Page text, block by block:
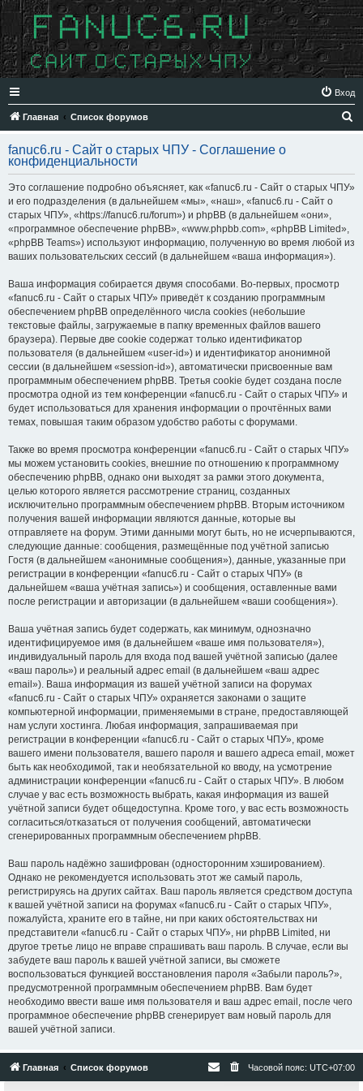
Вход
Главная Список форумов
с
fanuc6.ru - Сайт о старых ЧПУ - Соглашение о
конфиденциальности
Это соглашение подробно объясняет, как «fanuc6.ru - Сайт о старых ЧПУ»
и его подразделения (в дальнейшем «мы», «наш», «fanuc6.ru - Сайт о
старых ЧПУ», «https://fanuc6.ru/forum») и phpBB (в дальнейшем «они»,
«программное обеспечение phpBB», «www.phpbb.com», «phpBB Limited»,
«phpBB Teams») используют информацию, полученную во время любой из
ваших пользовательских сессий (в дальнейшем «ваша информация»).
Ваша информация собирается двумя способами. Во-первых, просмотр
«fanuc6.ru - Сайт о старых ЧПУ» приведёт к созданию программным
обеспечением phpBB определённого числа cookies (небольшие
текстовые файлы, загружаемые в папку временных файлов вашего
браузера). Первые две cookie содержат только идентификатор
пользователя (в дальнейшем «user-id») и идентификатор анонимной
сессии (в дальнейшем «session-id»), автоматически присвоенные вам
программным обеспечением phpBB. Третья cookie будет создана после
просмотра одной из тем конференции «fanuc6.ru - Сайт о старых ЧПУ» и
будет использоваться для хранения информации о прочтённых вами
темах, повышая таким образом удобство работы с форумами.
Также во время просмотра конференции «fanuc6.ru - Сайт о старых ЧПУ»
мы можем установить cookies, внешние по отношению к программному
обеспечению phpBB, однако они выходят за рамки этого документа,
целью которого является рассмотрение страниц, созданных
исключительно программным обеспечением phpBB. Вторым источником
получения вашей информации являются данные, которые вы
отправляете на форум. Этими данными могут быть, но не исчерпываются,
следующие данные: сообщения, размещённые под учётной записью
Гостя (в дальнейшем «анонимные сообщения»), данные, указанные при
регистрации в конференции «fanuc6.ru - Сайт о старых ЧПУ» (в
дальнейшем «ваша учётная запись») и сообщения, оставленные вами
после регистрации и авторизации (в дальнейшем «ваши сообщения»).
Ваша учётная запись будет содержать, как минимум, однозначно
идентифицируемое имя (в дальнейшем «ваше имя пользователя»),
индивидуальный пароль для входа под вашей учётной записью (далее
«ваш пароль») и реальный адрес email (в дальнейшем «ваш адрес
email»). Ваша информация из вашей учётной записи на форумах
«fanuc6.ru - Сайт о старых ЧПУ» охраняется законами о защите
компьютерной информации, применяемыми в стране, предоставляющей
нам услуги хостинга. Любая информация, запрашиваемая при
регистрации в конференции «fanuc6.ru - Сайт о старых ЧПУ», кроме
вашего имени пользователя, вашего пароля и вашего адреса email, может
быть как необходимой, так и необязательной ко вводу, на усмотрение
администрации конференции «fanuc6.ru - Сайт о старых ЧПУ». В любом
случае у вас есть возможность выбрать, какая информация из вашей
учётной записи будет общедоступна. Кроме того, у вас есть возможность
согласиться/отказаться от получения сообщений, автоматически
сгенерированных программным обеспечением phpBB.
Ваш пароль надёжно зашифрован (односторонним хэшированием).
Однако не рекомендуется использовать этот же самый пароль,
регистрируясь на других сайтах. Ваш пароль является средством доступа
к вашей учётной записи на форумах «fanuc6.ru - Сайт о старых ЧПУ»,
пожалуйста, храните его в тайне, ни при каких обстоятельствах ни
представители «fanuc6.ru - Сайт о старых ЧПУ», ни phpBB Limited, ни
другое третье лицо не вправе спрашивать ваш пароль. В случае, если вы
забудете ваш пароль к вашей учётной записи, вы сможете
воспользоваться функцией восстановления пароля «Забыли пароль?»,
предусмотренной программным обеспечением phpBB. Вам будет
необходимо ввести ваше имя пользователя и ваш адрес email, после чего
программное обеспечение phpBB сгенерирует вам новый пароль для
вашей учётной записи.
Главная Список форумов Часовой пояс: UTC+07:00